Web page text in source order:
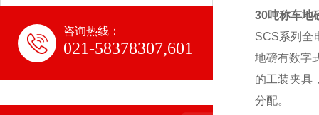
咨询热线：
021-58378307,601
30吨称车地
SCS系列全
地磅有数字
的工装夹具
分配。